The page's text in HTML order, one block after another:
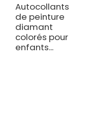
Autocollants
de peinture
diamant
colorés pour
enfants...